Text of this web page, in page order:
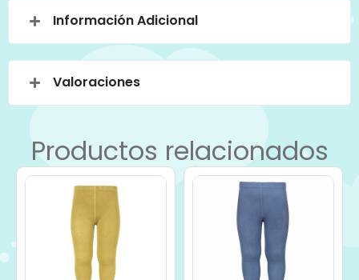
Información Adicional
Valoraciones
Productos relacionados